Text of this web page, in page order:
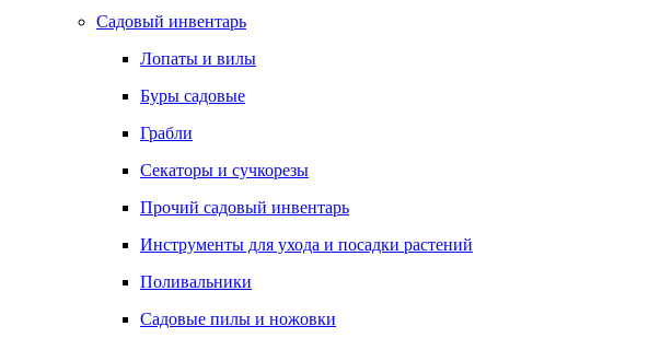
Садовый инвентарь
Лопаты и вилы
Буры садовые
Грабли
Секаторы и сучкорезы
Прочий садовый инвентарь
Инструменты для ухода и посадки растений
Поливальники
Садовые пилы и ножовки